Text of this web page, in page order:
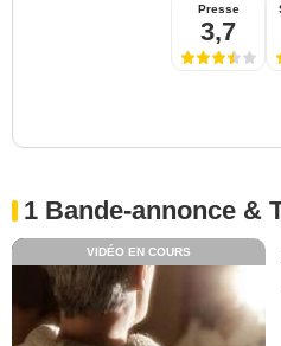
Presse
3,7
1 Bande-annonce &
VIDÉO EN COURS